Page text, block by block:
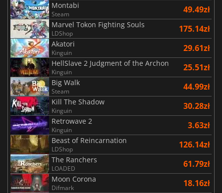
Montabi
Steam 49.49zł
Marvel Tokon Fighting Souls
LDShop 175.14zł
Akatori
Kinguin 29.61zł
HellSlave 2 Judgment of the Archon
Kinguin 25.51zł
Big Walk
Steam 44.99zł
Kill The Shadow
Kinguin 30.28zł
Retrowave 2
Kinguin 3.63zł
Beast of Reincarnation
LDShop 126.14zł
The Ranchers
LOADED 61.79zł
Moon Corona
Difmark 18.16zł